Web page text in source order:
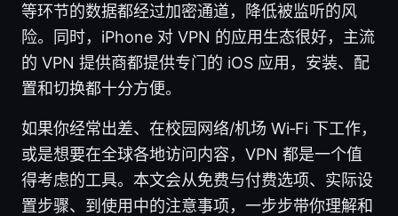
等环节的数据都经过加密通道，降低被监听的风
险。同时，iPhone 对 VPN 的应用生态很好，主流
的 VPN 提供商都提供专门的 iOS 应用，安装、配
置和切换都十分方便。
如果你经常出差、在校园网络/机场 Wi‑Fi 下工作，
或是想要在全球各地访问内容，VPN 都是一个值
得考虑的工具。本文会从免费与付费选项、实际设
置步骤、到使用中的注意事项，一步步带你理解和